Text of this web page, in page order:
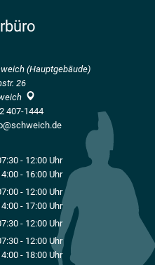
(Hauptgebäude)
26
407-1444
- 12:00 Uhr
Von 07:30 bis 12:00 Uhr
- 16:00 Uhr
Von 14:00 bis 16:00 Uhr
- 12:00 Uhr
Von 07:00 bis 12:00 Uhr
- 17:00 Uhr
Von 14:00 bis 17:00 Uhr
- 12:00 Uhr
Von 07:30 bis 12:00 Uhr
- 12:00 Uhr
Von 07:30 bis 12:00 Uhr
- 18:00 Uhr